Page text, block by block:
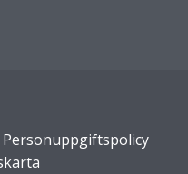
Personuppgiftspolicy